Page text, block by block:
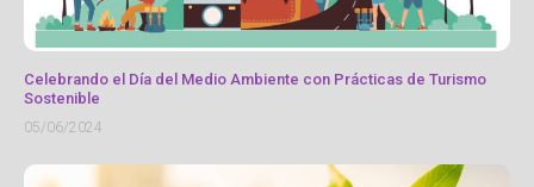
Celebrando el Día del Medio Ambiente con Prácticas de Turismo
Sostenible
05/06/2024